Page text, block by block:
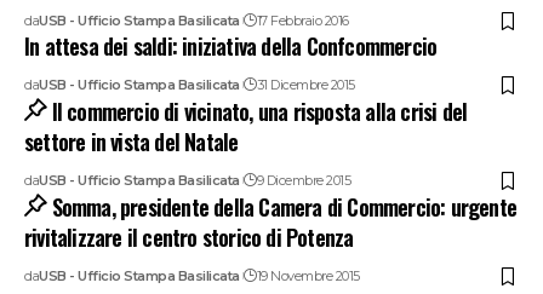
daUSB - Ufficio Stampa Basilicata 17 Febbraio 2016
In attesa dei saldi: iniziativa della Confcommercio
daUSB - Ufficio Stampa Basilicata 31 Dicembre 2015
Il commercio di vicinato, una risposta alla crisi del
settore in vista del Natale
daUSB - Ufficio Stampa Basilicata 9 Dicembre 2015
Somma, presidente della Camera di Commercio: urgente
rivitalizzare il centro storico di Potenza
daUSB - Ufficio Stampa Basilicata 19 Novembre 2015